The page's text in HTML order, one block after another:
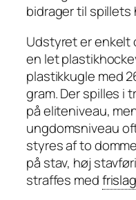
bidrager til spillets
Udstyret er enkelt
en let
plastikkugle med
gram. Der spilles i
på eliteniveau,
ungdomsniveau
styres af to
på stav, høj
straffes medfrislag